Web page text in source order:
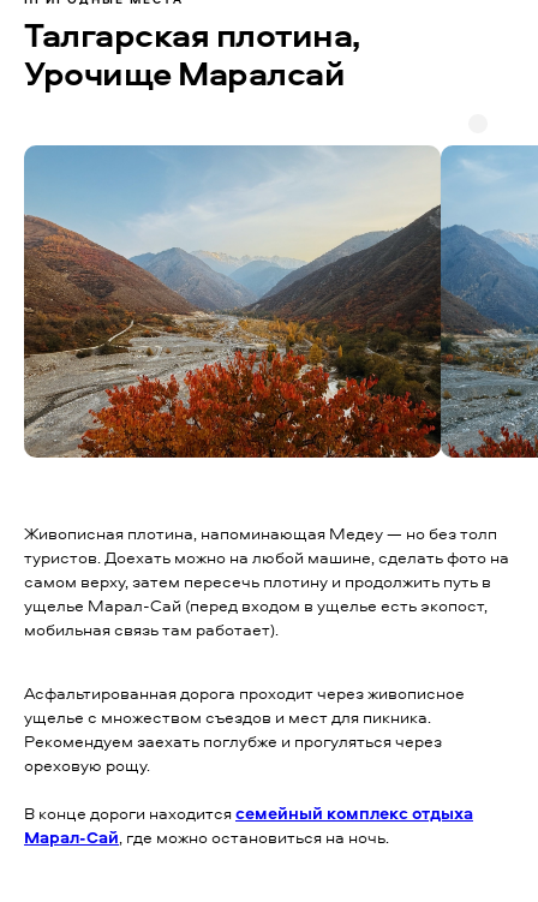
Талгарская плотина,
Урочище Маралсай
Живописная плотина, напоминающая Медеу — но без толп
туристов. Доехать можно на любой машине, сделать фото на
самом верху, затем пересечь плотину и продолжить путь в
ущелье Марал-Сай (перед входом в ущелье есть экопост,
мобильная связь там работает).
Асфальтированная дорога проходит через живописное
ущелье с множеством съездов и мест для пикника.
Рекомендуем заехать поглубже и прогуляться через
ореховую рощу.
В конце дороги находитсясемейный комплекс отдыха
Марал-Сай , где можно остановиться на ночь.